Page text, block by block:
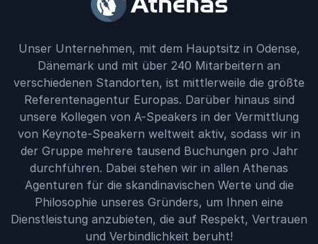
Unser Unternehmen, mit dem Hauptsitz in Odense,
Dänemark und mit über 240 Mitarbeitern an
verschiedenen Standorten, ist mittlerweile die größte
Referentenagentur Europas. Darüber hinaus sind
unsere Kollegen von A-Speakers in der Vermittlung
von Keynote-Speakern weltweit aktiv, sodass wir in
der Gruppe mehrere tausend Buchungen pro Jahr
durchführen. Dabei stehen wir in allen Athenas
Agenturen für die skandinavischen Werte und die
Philosophie unseres Gründers, um Ihnen eine
Dienstleistung anzubieten, die auf Respekt, Vertrauen
und Verbindlichkeit beruht!